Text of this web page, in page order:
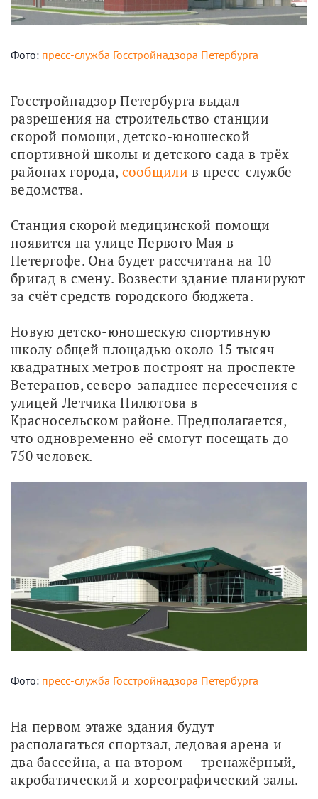
Фото: пресс-служба Госстройнадзора Петербурга
Госстройнадзор Петербурга выдал
разрешения на строительство станции
скорой помощи, детско-юношеской
спортивной школы и детского сада в трёх
районах города, сообщили в пресс-службе
ведомства.
Станция скорой медицинской помощи
появится на улице Первого Мая в
Петергофе. Она будет рассчитана на 10
бригад в смену. Возвести здание планируют
за счёт средств городского бюджета.
Новую детско-юношескую спортивную
школу общей площадью около 15 тысяч
квадратных метров построят на проспекте
Ветеранов, северо-западнее пересечения с
улицей Летчика Пилютова в
Красносельском районе. Предполагается,
что одновременно её смогут посещать до
750 человек.
Фото: пресс-служба Госстройнадзора Петербурга
На первом этаже здания будут
располагаться спортзал, ледовая арена и
два бассейна, а на втором — тренажёрный,
акробатический и хореографический залы.